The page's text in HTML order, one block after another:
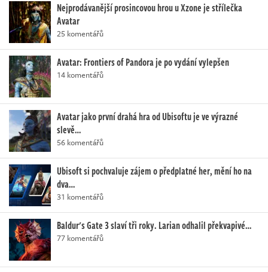
Nejprodávanější prosincovou hrou u Xzone je střílečka
Avatar
25 komentářů
Avatar: Frontiers of Pandora je po vydání vylepšen
14 komentářů
Avatar jako první drahá hra od Ubisoftu je ve výrazné
slevě…
56 komentářů
Ubisoft si pochvaluje zájem o předplatné her, mění ho na
dva…
31 komentářů
Baldur's Gate 3 slaví tři roky. Larian odhalil překvapivé…
77 komentářů